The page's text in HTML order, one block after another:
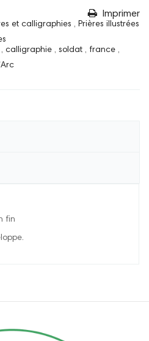
Imprimer
et calligraphies , Prières illustrées
, calligraphie , soldat , france ,
fin